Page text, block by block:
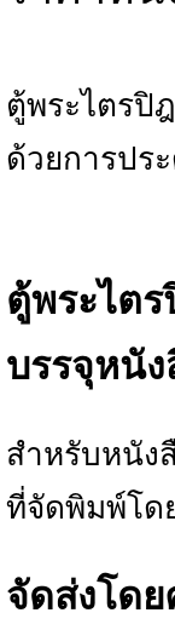
ตู้พระไตรปิ
ด้วยการปร
ตู้พระไต
บรรจุหนั
สำหรับหนัง
ที่จัดพิมพ์โด
จัดส่งโด